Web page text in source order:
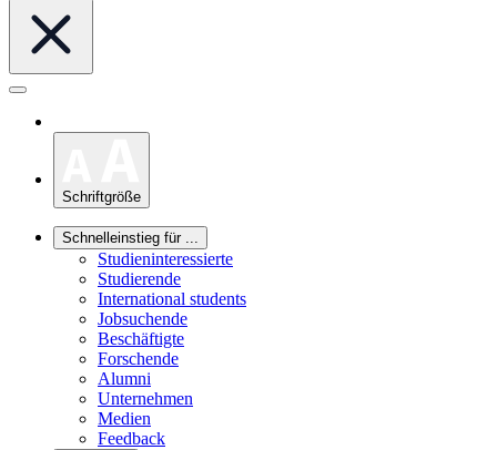
Schriftgröße
Schnelleinstieg für ...
Studieninteressierte
Studierende
International students
Jobsuchende
Beschäftigte
Forschende
Alumni
Unternehmen
Medien
Feedback